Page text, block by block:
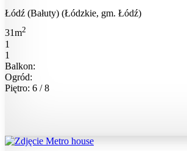
Łódź (Bałuty) (Łódzkie, gm. Łódź)
31m2
1
1
Balkon:
Ogród:
Piętro: 6 / 8